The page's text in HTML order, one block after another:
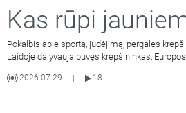
Kas rūpi
Pokalbis apie sportą, judėjimą, pergales
Laidoje dalyvauja buvęs krepšininkas,
2026-07-29
18